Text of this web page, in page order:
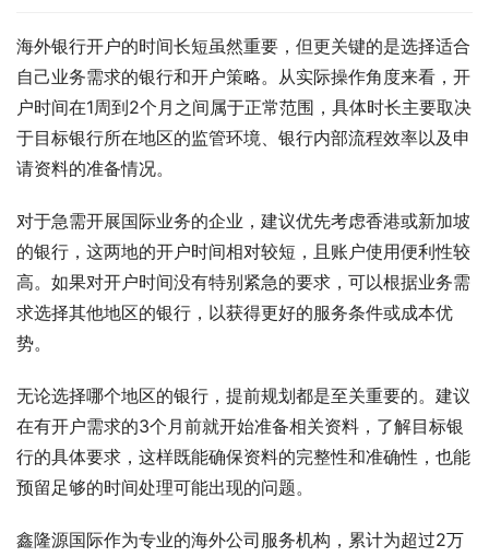
海外银行开户的时间长短虽然重要，但更关键的是选择适合
自己业务需求的银行和开户策略。从实际操作角度来看，开
户时间在1周到2个月之间属于正常范围，具体时长主要取决
于目标银行所在地区的监管环境、银行内部流程效率以及申
请资料的准备情况。
对于急需开展国际业务的企业，建议优先考虑香港或新加坡
的银行，这两地的开户时间相对较短，且账户使用便利性较
高。如果对开户时间没有特别紧急的要求，可以根据业务需
求选择其他地区的银行，以获得更好的服务条件或成本优
势。
无论选择哪个地区的银行，提前规划都是至关重要的。建议
在有开户需求的3个月前就开始准备相关资料，了解目标银
行的具体要求，这样既能确保资料的完整性和准确性，也能
预留足够的时间处理可能出现的问题。
鑫隆源国际作为专业的海外公司服务机构，累计为超过2万